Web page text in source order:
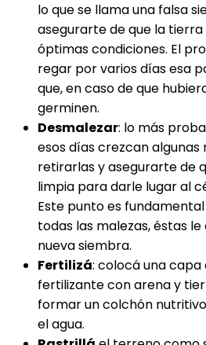
lo que se llama una falsa
asegurarte de que la
óptimas condiciones. El
regar por varios días esa
que, en caso de que
germinen.
Desmalezar: lo más
esos días crezcan algunas
retirarlas y asegurarte de
limpia para darle lugar al
Este punto es
todas las malezas, éstas
nueva siembra.
Fertilizá: colocá una capa
fertilizante con arena y
formar un colchón
el agua.